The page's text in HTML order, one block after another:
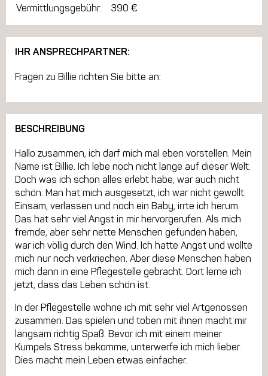
Vermittlungsgebühr:
390 €
IHR ANSPRECHPARTNER:
Fragen zu Billie richten Sie bitte an:
BESCHREIBUNG
Hallo zusammen, ich darf mich mal eben vorstellen. Mein
Name ist Billie. Ich lebe noch nicht lange auf dieser Welt.
Doch was ich schon alles erlebt habe, war auch nicht
schön. Man hat mich ausgesetzt, ich war nicht gewollt.
Einsam, verlassen und noch ein Baby, irrte ich herum.
Das hat sehr viel Angst in mir hervorgerufen. Als mich
fremde, aber sehr nette Menschen gefunden haben,
war ich völlig durch den Wind. Ich hatte Angst und wollte
mich nur noch verkriechen. Aber diese Menschen haben
mich dann in eine Pflegestelle gebracht. Dort lerne ich
jetzt, dass das Leben schön ist.
In der Pflegestelle wohne ich mit sehr viel Artgenossen
zusammen. Das spielen und toben mit ihnen macht mir
langsam richtig Spaß. Bevor ich mit einem meiner
Kumpels Stress bekomme, unterwerfe ich mich lieber.
Dies macht mein Leben etwas einfacher.